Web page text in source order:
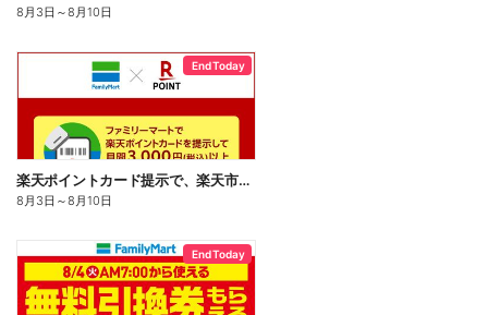
8月3日 ～8月10日
End Today
楽天ポイントカード提示で、楽天市場でのお買い物がおトクに!
8月3日 ～8月10日
End Today